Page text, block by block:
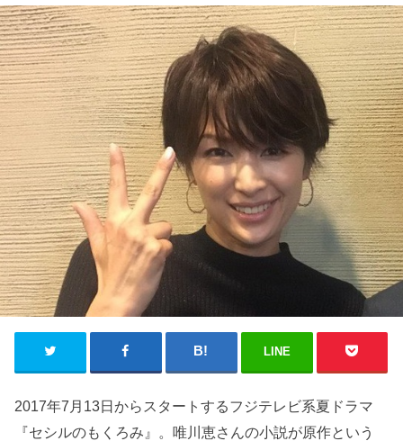
LINE
2017年7月13日からスタートするフジテレビ系夏ドラマ
『セシルのもくろみ』。唯川恵さんの小説が原作という